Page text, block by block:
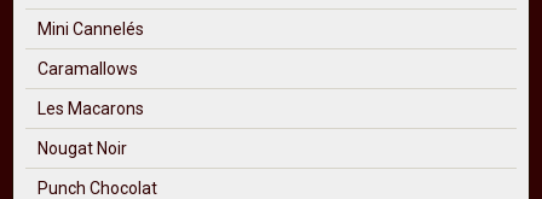
Mini Cannelés
Caramallows
Les Macarons
Nougat Noir
Punch Chocolat